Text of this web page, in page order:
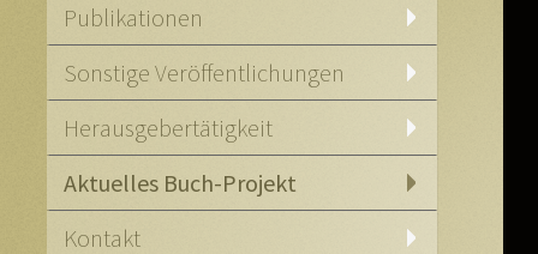
Publikationen
Sonstige Veröffentlichungen
Herausgebertätigkeit
Aktuelles Buch-Projekt
Kontakt